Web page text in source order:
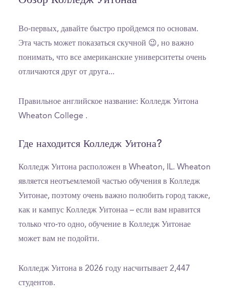
Во-первых, давайте быстро пройдемся по основам.
Эта часть может показаться скучной 😉, но важно
понимать, что все американские университеты очень
отличаются друг от друга...
Правильное английское название: Колледж Уитона
Wheaton College .
Где находится Колледж Уитона?
Колледж Уитона расположен в Wheaton, IL. Wheaton
является неотъемлемой частью обучения в Колледж
Уитонае, поэтому очень важно полюбить город также,
как и кампус Колледж Уитонаа – если вам нравится
только что-то одно, обучение в Колледж Уитонае
может вам не подойти.
Колледж Уитона в 2026 году насчитывает 2,447
студентов.